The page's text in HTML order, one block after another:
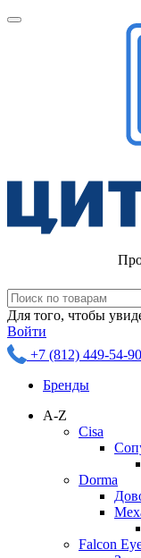
Для того, чтобы
Войти
+7 (812) 449-54-90
Бренды
A-Z
Cisa
Dorma
Falcon